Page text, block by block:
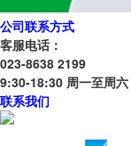
公司联系方式
客服电话：
023-8638 2199
9:30-18:30 周一至周六
联系我们